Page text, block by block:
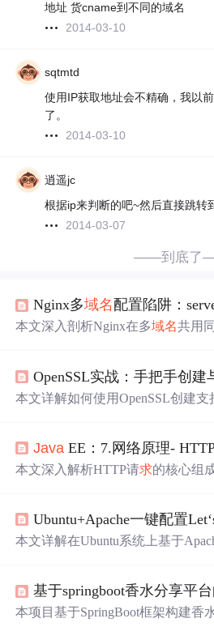
地址 货cname到不同的域名
2014-03-10
sqtmtd
使用IP获取地址会不精确，我以
了。
2014-03-10
逍遥jc
根据ip来判断的吧~然后直接跳转
2014-03-07
——到底了
Nginx多域名 配置陷阱：server_name与
本文深入剖析Nginx在多域名共用
头（动态）；默认fastcgi_params中
后端应用（如PHP）获取错误的
server块、map智能映射。
本文详解如何使用OpenSSL创建支
不匹配、证书过期）、私钥安全、
LS 1.2+）、漏洞防范（CVE-2016-
Java EE：7.网络原理- HTTP/
本文深入解析HTTP请求的核心组
字段的语义、格式、作用及典型
主流正文格式——application/x-
本文详解在Ubuntu系统上基于
od_headers）、systemd自动续期机
常见故障排查。强调生产级可靠性
基于springboot香水分享平
本项目基于SpringBoot框架构建香